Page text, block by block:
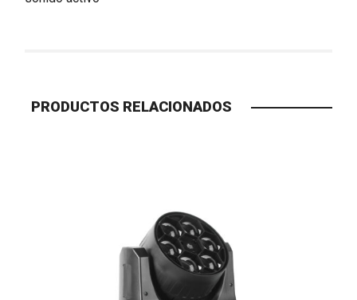
PRODUCTOS RELACIONADOS